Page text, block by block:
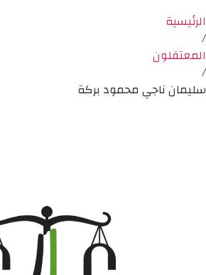
الرئيسية
/
المعتقلون
/
سليمان ناجي محمود بركة